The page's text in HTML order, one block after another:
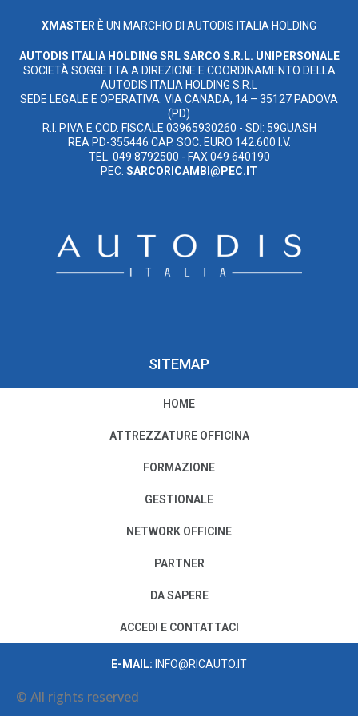
XMASTER È UN MARCHIO DI AUTODIS ITALIA HOLDING
AUTODIS ITALIA HOLDING SRL SARCO S.R.L. UNIPERSONALE
SOCIETÀ SOGGETTA A DIREZIONE E COORDINAMENTO DELLA
AUTODIS ITALIA HOLDING S.R.L
SEDE LEGALE E OPERATIVA: VIA CANADA, 14 – 35127 PADOVA
(PD)
R.I. P.IVA E COD. FISCALE 03965930260 - SDI: 59GUASH
REA PD-355446 CAP. SOC. EURO 142.600 I.V.
TEL. 049 8792500 - FAX 049 640190
PEC: SARCORICAMBI@PEC.IT
SITEMAP
HOME
ATTREZZATURE OFFICINA
FORMAZIONE
GESTIONALE
NETWORK OFFICINE
PARTNER
DA SAPERE
ACCEDI E CONTATTACI
PRIVACY E COOKIE POLICY
Cookie Policy
Il nostro Codice Etico
PER MODIFICHE O CANCELLAZIONI
PRIVACY@AUTODISITALIA.IT
CONTATTACI
E-MAIL: INFO@RICAUTO.IT
© All rights reserved